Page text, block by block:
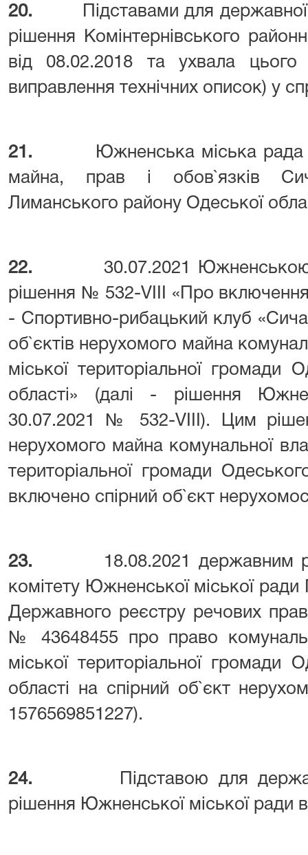
20.
Підставами для
рішення Комінтернівського
від 08.02.2018 та ухвала
виправлення технічних описок) у
21.
Южненська міська
майна, прав і обов`язків
Лиманського району Одеської
22. 30.07.2021
рішення № 532-VIII «Про
- Спортивно-рибацький клуб
об`єктів нерухомого майна
міської територіальної громади
області» (далі - рішення
30.07.2021 № 532-VIII). Цим
нерухомого майна комунальної
територіальної громади
включено спірний об`єкт
23. 18.08.2021 державним
комітету Южненської міської
Державного реєстру речових
№ 43648455 про право
міської територіальної громади
області на спірний об`єкт
1576569851227).
24.
Підставою для
рішення Южненської міської ради